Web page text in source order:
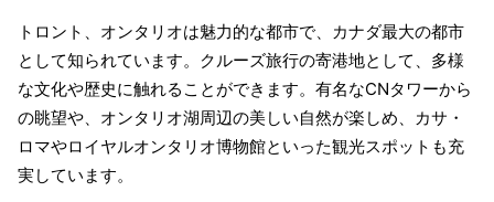
トロント、オンタリオは魅力的な都市で、カナダ最大の都市
として知られています。クルーズ旅行の寄港地として、多様
な文化や歴史に触れることができます。有名なCNタワーから
の眺望や、オンタリオ湖周辺の美しい自然が楽しめ、カサ・
ロマやロイヤルオンタリオ博物館といった観光スポットも充
実しています。